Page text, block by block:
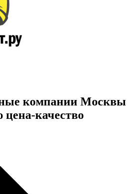
компании Москвы
качество